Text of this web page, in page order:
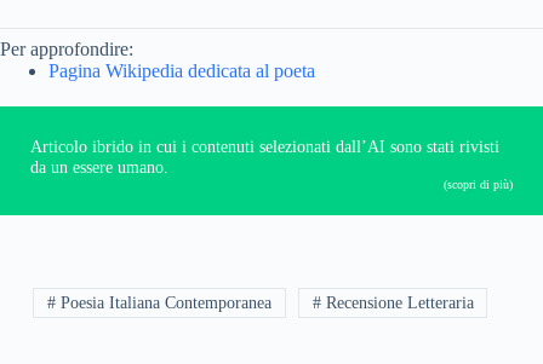
Per approfondire:
Pagina Wikipedia dedicata al poeta
Articolo ibrido in cui i contenuti selezionati dall’AI sono stati rivisti
da un essere umano.
(scopri di più)
# Poesia Italiana Contemporanea # Recensione Letteraria